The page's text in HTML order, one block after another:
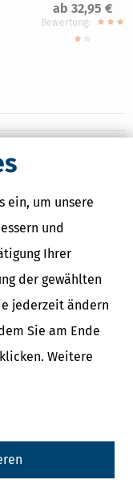
ein, um unsere
und
Ihrer
der gewählten
jederzeit ändern
Sie am Ende
Weitere
ab 32,95 €
Bewertung: